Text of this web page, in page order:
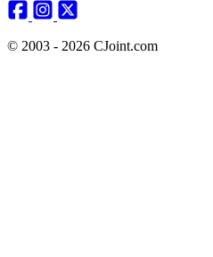
© 2003 - 2026 CJoint.com